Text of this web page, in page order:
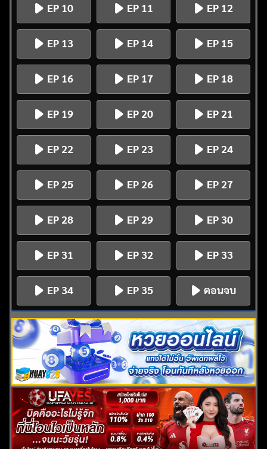
EP 10 EP 11 EP 12
EP 13 EP 14 EP 15
EP 16 EP 17 EP 18
EP 19 EP 20 EP 21
EP 22 EP 23 EP 24
EP 25 EP 26 EP 27
EP 28 EP 29 EP 30
EP 31 EP 32 EP 33
EP 34 EP 35 ตอนจบ